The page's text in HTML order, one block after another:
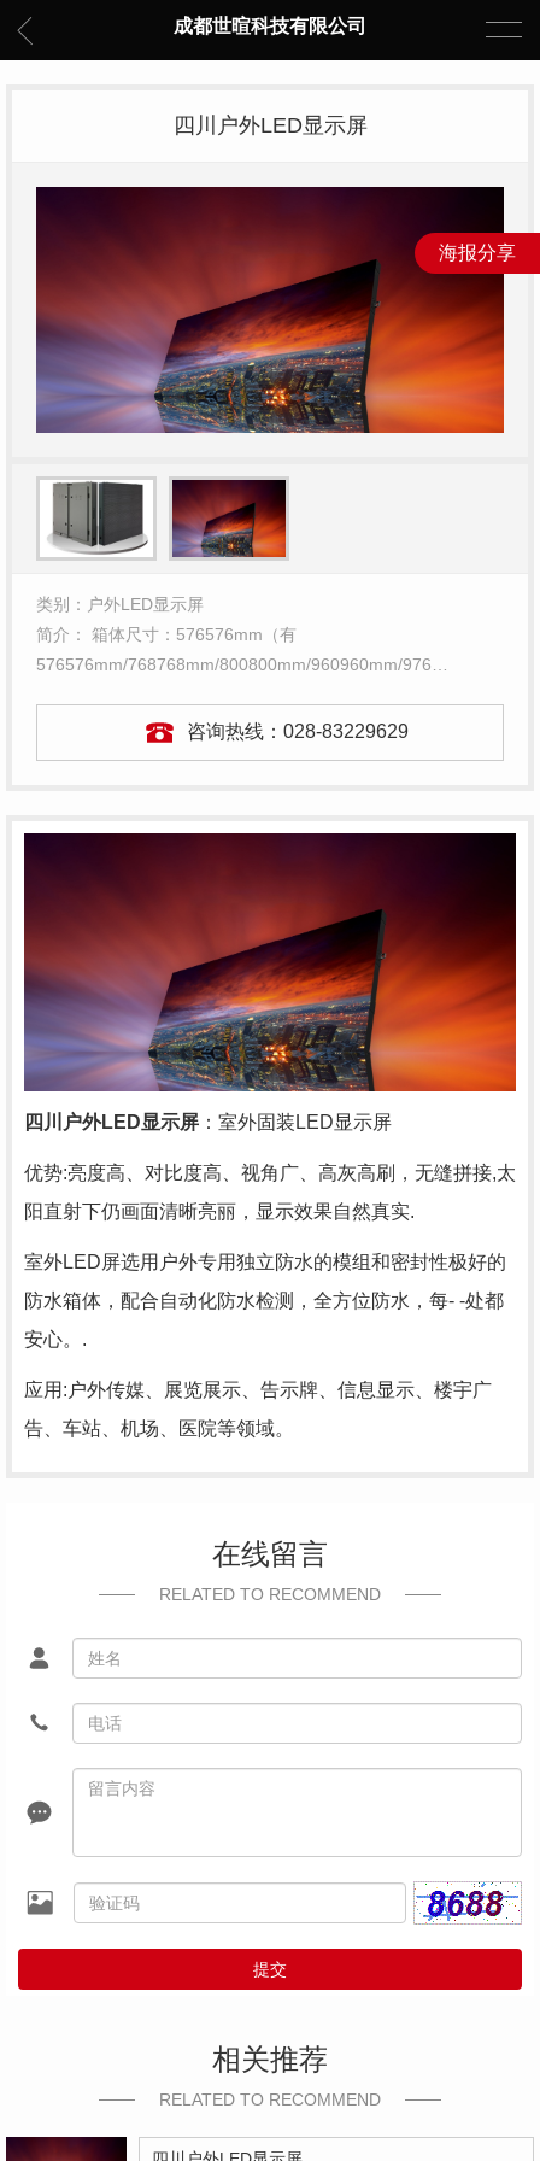
成都世暄科技有限公司
四川户外LED显示屏
类别：户外LED显示屏
简介： 箱体尺寸：576576mm（有
576576mm/768768mm/800800mm/960960mm/976…
咨询热线： 028-83229629
四川户外LED显示屏 ：室外固装LED显示屏
优势:亮度高、对比度高、视角广、高灰高刷，无缝拼接,太
阳直射下仍画面清晰亮丽，显示效果自然真实.
室外LED屏选用户外专用独立防水的模组和密封性极好的
防水箱体，配合自动化防水检测，全方位防水，每- -处都
安心。.
应用:户外传媒、展览展示、告示牌、信息显示、楼宇广
告、车站、机场、医院等领域。
在线留言
RELATED TO RECOMMEND
提交
相关推荐
RELATED TO RECOMMEND
海报分享